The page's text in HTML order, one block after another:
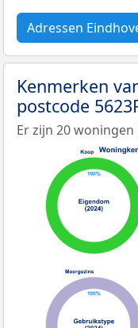
Adressen
Kenmerken
postcode
Er zijn 20